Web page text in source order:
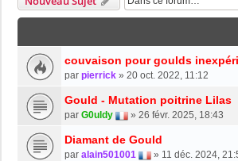
couvaison pour goulds
par pierrick » 20 oct. 2022, 11:12
Gould - Mutation poitrine Lilas
par G0uldy » 26 févr. 2025, 18:43
Diamant de Gould
par alain501001 » 11 déc. 2024,